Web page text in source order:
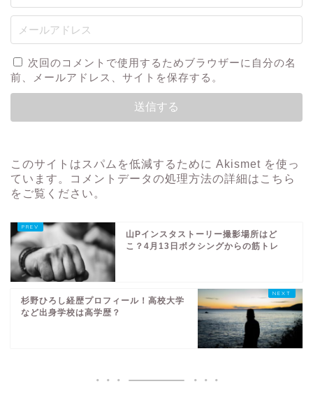
次回のコメントで使用するためブラウザーに自分の名
前、メールアドレス、サイトを保存する。
このサイトはスパムを低減するために Akismet を使っ
ています。
コメントデータの処理方法の詳細はこちら
をご覧ください 。
山Pインスタストーリー撮影場所はど
こ？4月13日ボクシングからの筋トレ
杉野ひろし経歴プロフィール！高校大学
など出身学校は高学歴？